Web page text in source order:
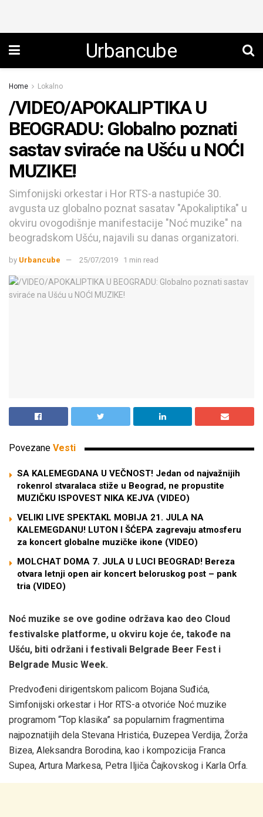
Urbancube
Home Lokalno
/VIDEO/APOKALIPTIKA U
BEOGRADU: Globalno poznati
sastav sviraće na Ušću u NOĆI
MUZIKE!
Simfonijski orkestar i Hor RTS-a nastupiće 30.
avgusta uz globalno poznat sasatav "Apokaliptika" u
okviru ovogodišnje manifestacije "Noć muzike" na
beogradskom Ušću, najavili su danas organizatori.
by Urbancube 25/07/2019 1 min read
Povezane Vesti
SA KALEMEGDANA U VEČNOST! Jedan od najvažnijih
rokenrol stvaralaca stiže u Beograd, ne propustite
MUZIČKU ISPOVEST NIKA KEJVA (VIDEO)
VELIKI LIVE SPEKTAKL MOBIJA 21. JULA NA
KALEMEGDANU! LUTON I ŠĆEPA zagrevaju atmosferu
za koncert globalne muzičke ikone (VIDEO)
MOLCHAT DOMA 7. JULA U LUCI BEOGRAD! Bereza
otvara letnji open air koncert beloruskog post – pank
tria (VIDEO)
Noć muzike se ove godine održava kao deo Cloud
festivalske platforme, u okviru koje će, takođe na
Ušću, biti održani i festivali Belgrade Beer Fest i
Belgrade Music Week.
Predvođeni dirigentskom palicom Bojana Suđića,
Simfonijski orkestar i Hor RTS-a otvoriće Noć muzike
programom “Top klasika” sa popularnim fragmentima
najpoznatijih dela Stevana Hristića, Đuzepea Verdija, Žorža
Bizea, Aleksandra Borodina, kao i kompozicija Franca
Supea, Artura Markesa, Petra Iljiča Čajkovskog i Karla Orfa.